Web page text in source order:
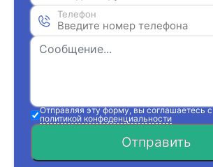
Телефон
Отправляя эту форму, вы соглашаетесь с
политикой конфеденциальности
Отправить